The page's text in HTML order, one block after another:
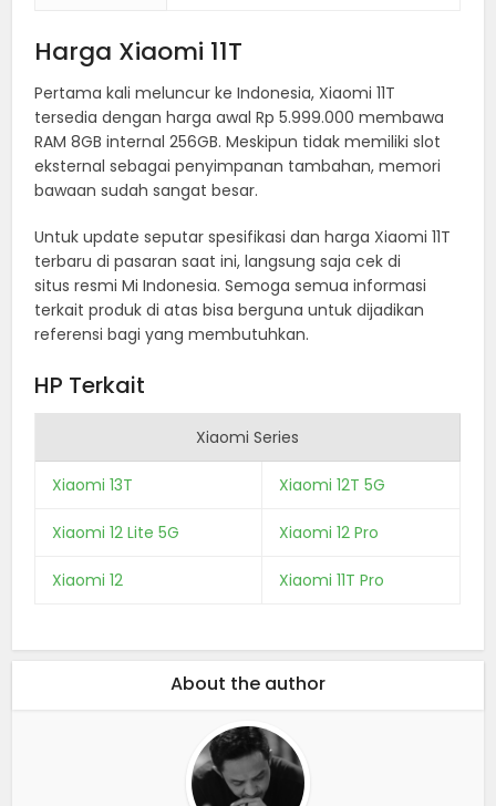
Harga Xiaomi 11T
Pertama kali meluncur ke Indonesia, Xiaomi 11T
tersedia dengan harga awal Rp 5.999.000 membawa
RAM 8GB internal 256GB. Meskipun tidak memiliki slot
eksternal sebagai penyimpanan tambahan, memori
bawaan sudah sangat besar.
Untuk update seputar spesifikasi dan harga Xiaomi 11T
terbaru di pasaran saat ini, langsung saja cek di
situs resmi Mi Indonesia. Semoga semua informasi
terkait produk di atas bisa berguna untuk dijadikan
referensi bagi yang membutuhkan.
HP Terkait
Xiaomi Series
Xiaomi 13T Xiaomi 12T 5G
Xiaomi 12 Lite 5G Xiaomi 12 Pro
Xiaomi 12 Xiaomi 11T Pro
About the author